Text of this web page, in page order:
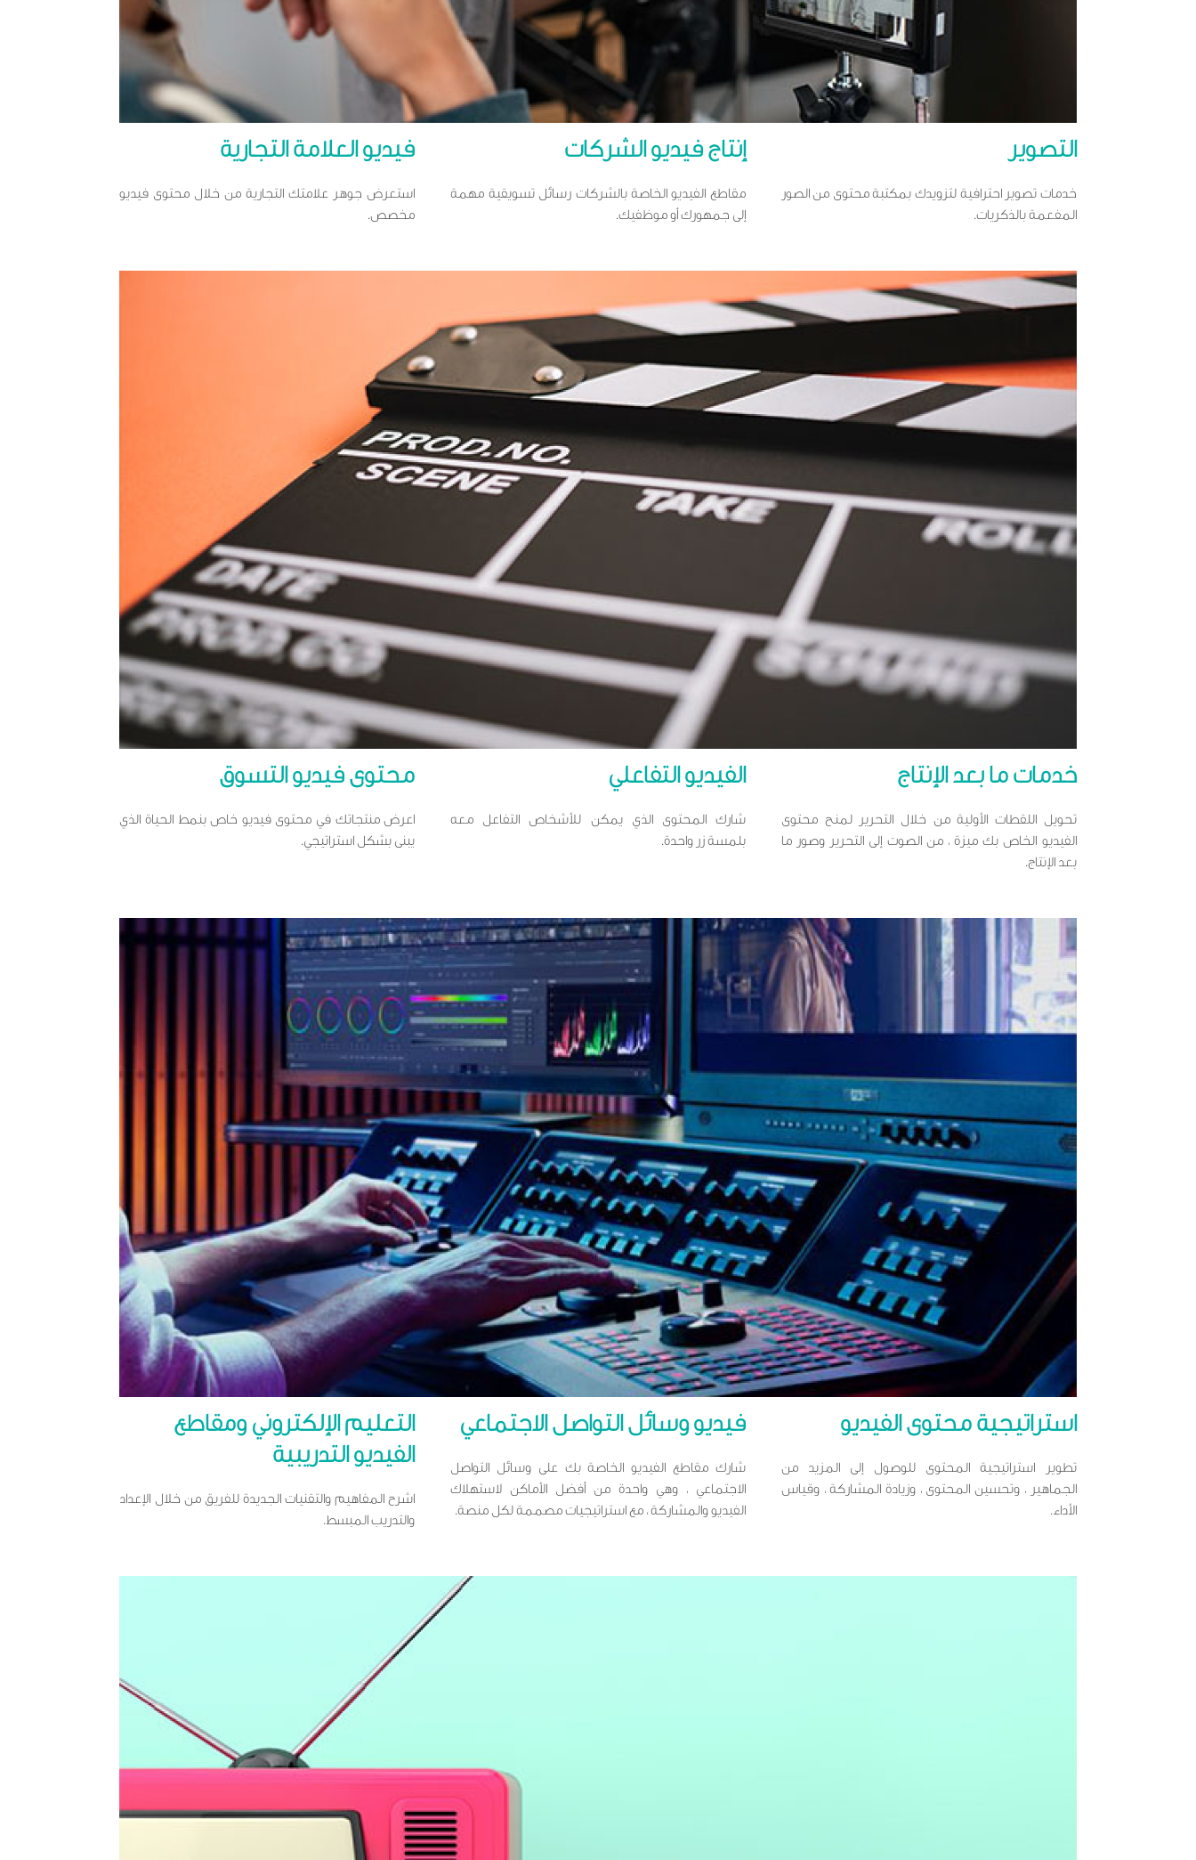
التصوير
خدمات تصوير احترافية لتزويدك بمكتبة محتوى من الصور
المفعمة بالذكريات.
إنتاج فيديو الشركات
مقاطع الفيديو الخاصة بالشركات رسائل تسويقية مهمة
إلى جمهورك أو موظفيك.
فيديو العلامة التجارية
استعرض جوهر علامتك التجارية من خلال محتوى فيديو
مخصص.
خدمات ما بعد الإنتاج
تحويل اللقطات الأولية من خلال التحرير لمنح محتوى
الفيديو الخاص بك ميزة ، من الصوت إلى التحرير وصور ما
بعد الإنتاج.
الفيديو التفاعلي
شارك المحتوى الذي يمكن للأشخاص التفاعل معه
بلمسة زر واحدة.
محتوى فيديو التسوق
اعرض منتجاتك في محتوى فيديو خاص بنمط الحياة الذي
يبنى بشكل استراتيجي.
استراتيجية محتوى الفيديو
تطوير استراتيجية المحتوى للوصول إلى المزيد من
الجماهير ، وتحسين المحتوى ، وزيادة المشاركة ، وقياس
الأداء.
فيديو وسائل التواصل الاجتماعي
شارك مقاطع الفيديو الخاصة بك على وسائل التواصل
الاجتماعي ، وهي واحدة من أفضل الأماكن لاستهلاك
الفيديو والمشاركة ، مع استراتيجيات مصممة لكل منصة.
التعليم الإلكتروني ومقاطع
الفيديو التدريبية
اشرح المفاهيم والتقنيات الجديدة للفريق من خلال الإعداد
والتدريب المبسط.